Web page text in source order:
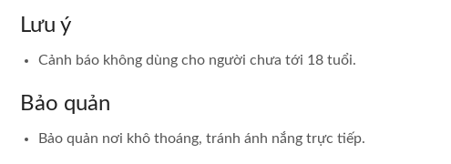
Lưu ý
Cảnh báo không dùng cho người chưa tới 18 tuổi.
Bảo quản
Bảo quản nơi khô thoáng, tránh ánh nắng trực tiếp.